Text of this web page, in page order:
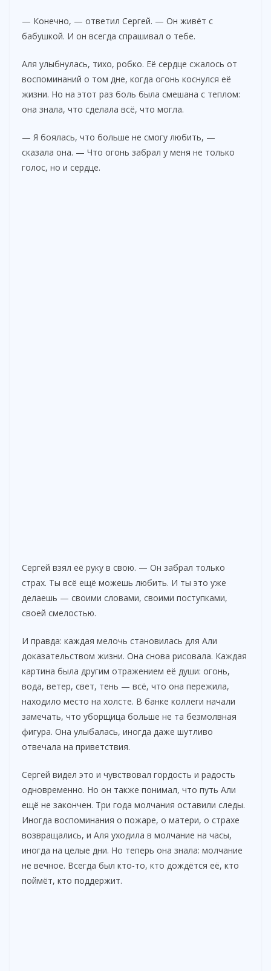
— Конечно, — ответил Сергей. — Он живёт с
бабушкой. И он всегда спрашивал о тебе.
Аля улыбнулась, тихо, робко. Её сердце сжалось от
воспоминаний о том дне, когда огонь коснулся её
жизни. Но на этот раз боль была смешана с теплом:
она знала, что сделала всё, что могла.
— Я боялась, что больше не смогу любить, —
сказала она. — Что огонь забрал у меня не только
голос, но и сердце.
Сергей взял её руку в свою. — Он забрал только
страх. Ты всё ещё можешь любить. И ты это уже
делаешь — своими словами, своими поступками,
своей смелостью.
И правда: каждая мелочь становилась для Али
доказательством жизни. Она снова рисовала. Каждая
картина была другим отражением её души: огонь,
вода, ветер, свет, тень — всё, что она пережила,
находило место на холсте. В банке коллеги начали
замечать, что уборщица больше не та безмолвная
фигура. Она улыбалась, иногда даже шутливо
отвечала на приветствия.
Сергей видел это и чувствовал гордость и радость
одновременно. Но он также понимал, что путь Али
ещё не закончен. Три года молчания оставили следы.
Иногда воспоминания о пожаре, о матери, о страхе
возвращались, и Аля уходила в молчание на часы,
иногда на целые дни. Но теперь она знала: молчание
не вечное. Всегда был кто-то, кто дождётся её, кто
поймёт, кто поддержит.